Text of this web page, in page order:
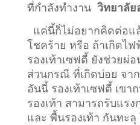
ที่กำลังทำงาน วิทยาลัย
แค่นี้ก็ไม่อยากคิดต่อแ
โชคร้าย หรือ ถ้าเกิดไฟ
รองเท้าเซฟตี้ ยังช่วยผ่
ส่วนกรณี ที่เกิดบ่อย จา
อันนี้ รองเท้าเซฟตี้ เขา
รองเท้า สามารถรับแรง
และ พื้นรองเท้า กันทะ